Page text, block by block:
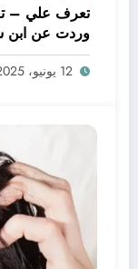
تعرف علي –
وردت عن ابن
يدي –
12 يونيو، 2025